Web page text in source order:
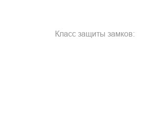
Класс защиты замков: